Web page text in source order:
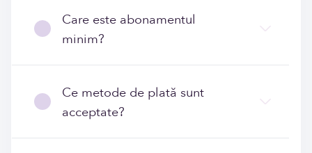
Care este abonamentul
minim?
Ce metode de plată sunt
acceptate?